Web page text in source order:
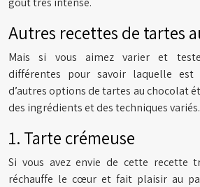
Autres recettes de tartes
Mais si vous aimez varier et
différentes pour savoir laquelle est
d’autres options de tartes au chocolat
des ingrédients et des techniques variés.
1. Tarte crémeuse
Si vous avez envie de cette recette
réchauffe le cœur et fait plaisir au